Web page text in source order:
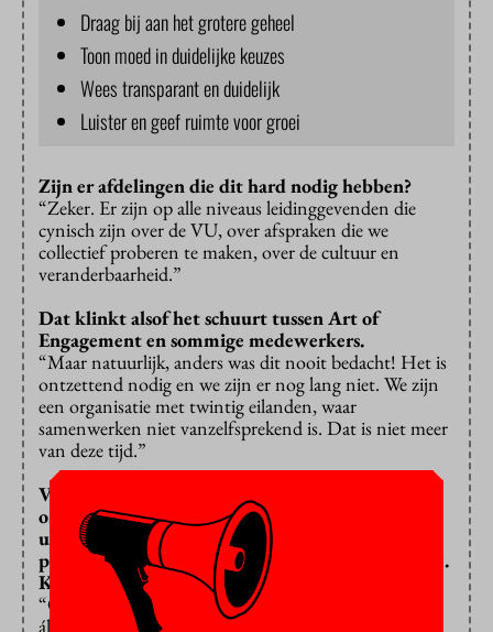
Draag bij aan het grotere geheel
Toon moed in duidelijke keuzes
Wees transparant en duidelijk
Luister en geef ruimte voor groei
Zijn er afdelingen die dit hard nodig hebben?
“Zeker. Er zijn op alle niveaus leidinggevenden die
cynisch zijn over de VU, over afspraken die we
collectief proberen te maken, over de cultuur en
veranderbaarheid.”
Dat klinkt alsof het schuurt tussen Art of
Engagement en sommige medewerkers.
“Maar natuurlijk, anders was dit nooit bedacht! Het is
ontzettend nodig en we zijn er nog lang niet. We zijn
een organisatie met twintig eilanden, waar
samenwerken niet vanzelfsprekend is. Dat is niet meer
van deze tijd.”
Volgens het
werkbelevingsonderzoek
onveiliger dan veel andere Nederlandse
universiteiten. Het gaat over pestgedrag,
psychisch geweld, seksuele intimidatie en agressie.
Komt dat doordat we minder goed
“Of je nou onderaan of bovenaan de lijst staat: voor
álle universiteiten is er echt een cultuurverandering